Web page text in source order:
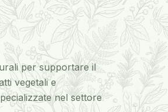
per supportare il
vegetali e
nel settore